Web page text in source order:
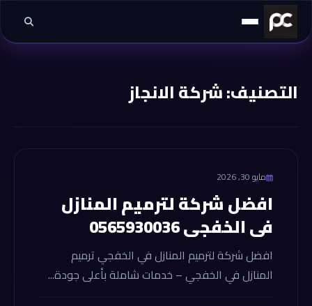
تخطي إلى المحتوى
التصنيف:شركة الانجاز
مايو 30, 2026
افضل شركة لترميم المنازل
في الخفجي 0565930036
افضل شركة لترميم المنازل في الخفجي ترميم
المنازل في الخفجي – خدمات شاملة بأعلى جودة...